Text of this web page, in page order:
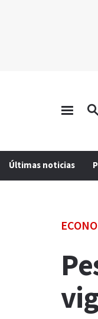
Últimas noticias